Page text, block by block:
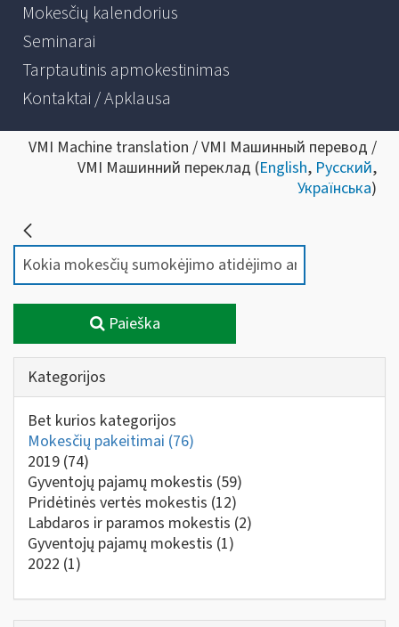
Mokesčių kalendorius
Seminarai
Tarptautinis apmokestinimas
Kontaktai / Apklausa
VMI Machine translation / VMI Машинный перевод /
VMI Машинний переклад (English, Русский,
Українська)
Paieška
Kategorijos
Bet kurios kategorijos
Mokesčių pakeitimai (76)
2019 (74)
Gyventojų pajamų mokestis (59)
Pridėtinės vertės mokestis (12)
Labdaros ir paramos mokestis (2)
Gyventojų pajamų mokestis (1)
2022 (1)